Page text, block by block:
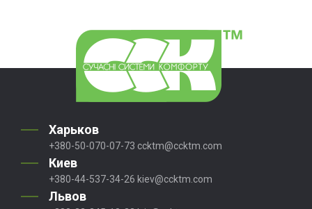
Харьков
+380-50-070-07-73 ccktm@ccktm.com
Киев
+380-44-537-34-26 kiev@ccktm.com
Львов